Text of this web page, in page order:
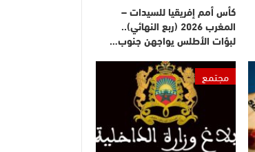
كأس أمم إفريقيا للسيدات –
المغرب 2026 (ربع النهائي)..
لبؤات الأطلس يواجهن جنوب…
مجتمع